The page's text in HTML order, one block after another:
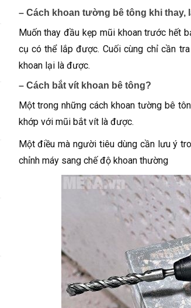
– Cách khoan tường bê tông khi thay,
Muốn thay đầu kẹp mũi khoan trước hết
cụ có thể lắp được. Cuối cùng chỉ cần
khoan lại là được.
– Cách bắt vít khoan bê tông?
Một trong những cách khoan tường bê
khớp với mũi bắt vít là được.
Một điều mà người tiêu dùng cần lưu ý
chỉnh máy sang chế độ khoan thường